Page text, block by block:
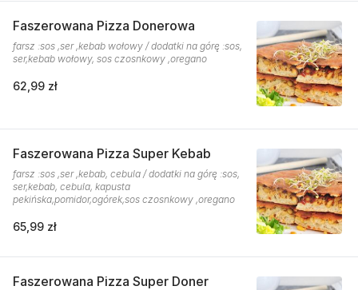
Faszerowana Pizza Donerowa
farsz :sos ,ser ,kebab wołowy / dodatki na górę :sos,
ser,kebab wołowy, sos czosnkowy ,oregano
62,99 zł
Faszerowana Pizza Super Kebab
farsz :sos ,ser ,kebab, cebula / dodatki na górę :sos,
ser,kebab, cebula, kapusta
pekińska,pomidor,ogórek,sos czosnkowy ,oregano
65,99 zł
Faszerowana Pizza Super Doner